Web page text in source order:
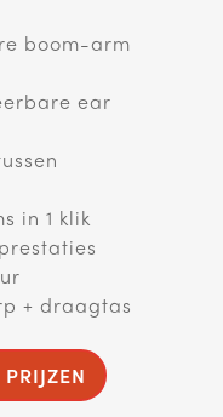
boom-arm
ear
in 1 klik
+ draagtas